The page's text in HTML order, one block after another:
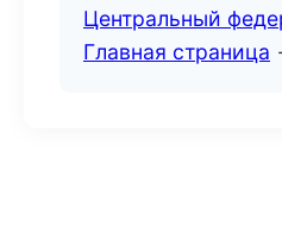
Центральный
Главная страница